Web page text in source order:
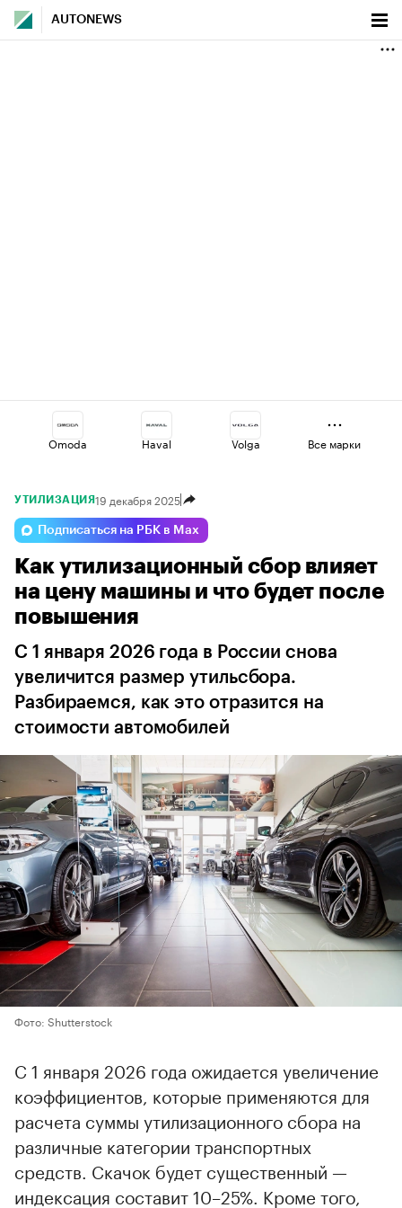
AUTONEWS
Omoda Haval Volga
Jaecoo Lada
Geely Changan Esteo
Все марки
УТИЛИЗАЦИЯ19 декабря 2025
Подписаться на РБК в Max
Как утилизационный сбор влияет
на цену машины и что будет после
повышения
С 1 января 2026 года в России снова
увеличится размер утильсбора.
Разбираемся, как это отразится на
стоимости автомобилей
Фото: Shutterstock
С 1 января 2026 года ожидается увеличение
коэффициентов, которые применяются для
расчета суммы утилизационного сбора на
различные категории транспортных
средств. Скачок будет существенный —
индексация составит 10–25%. Кроме того,